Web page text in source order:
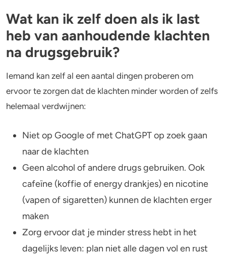
Wat kan ik zelf doen als ik last
heb van aanhoudende klachten
na drugsgebruik?
Iemand kan zelf al een aantal dingen proberen om
ervoor te zorgen dat de klachten minder worden of zelfs
helemaal verdwijnen:
Niet op Google of met ChatGPT op zoek gaan
naar de klachten
Geen alcohol of andere drugs gebruiken. Ook
cafeïne (koffie of energy drankjes) en nicotine
(vapen of sigaretten) kunnen de klachten erger
maken
Zorg ervoor dat je minder stress hebt in het
dagelijks leven: plan niet alle dagen vol en rust